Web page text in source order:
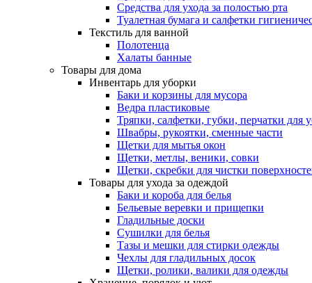
Средства для ухода за полостью рта
Туалетная бумага и салфетки
Текстиль для ванной
Полотенца
Халаты банные
Товары для дома
Инвентарь для уборки
Баки и корзины для мусора
Ведра пластиковые
Тряпки, салфетки, губки, перчатки для
Швабры, рукоятки, сменные части
Щетки для мытья окон
Щетки, метлы, веники, совки
Щетки, скребки для чистки
Товары для ухода за одеждой
Баки и короба для белья
Бельевые веревки и прищепки
Гладильные доски
Сушилки для белья
Тазы и мешки для стирки одежды
Чехлы для гладильных досок
Щетки, ролики, валики для одежды